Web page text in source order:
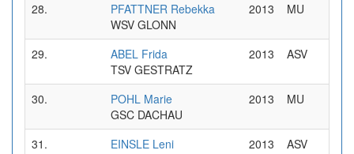
28.
PFATTNER Rebekka
WSV GLONN
2013 MU
29.
ABEL Frida
TSV GESTRATZ
2013 ASV
30.
POHL Marie
GSC DACHAU
2013 MU
31.
EINSLE Leni
2013 ASV